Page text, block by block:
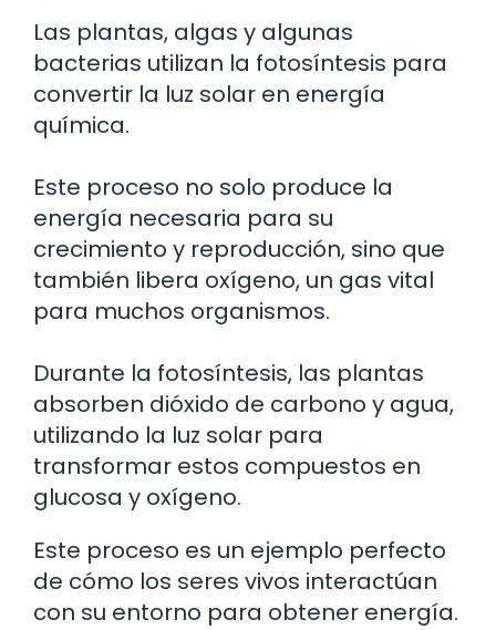
Las plantas, algas y algunas
bacterias utilizan la fotosíntesis para
convertir la luz solar en energía
química.
Este proceso no solo produce la
energía necesaria para su
crecimiento y reproducción, sino que
también libera oxígeno, un gas vital
para muchos organismos.
Durante la fotosíntesis, las plantas
absorben dióxido de carbono y agua,
utilizando la luz solar para
transformar estos compuestos en
glucosa y oxígeno.
Este proceso es un ejemplo perfecto
de cómo los seres vivos interactúan
con su entorno para obtener energía.